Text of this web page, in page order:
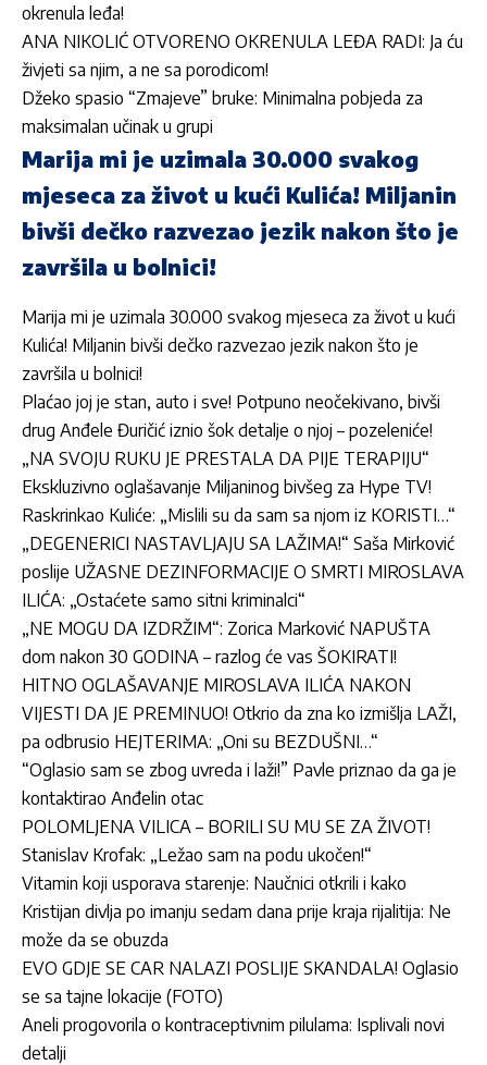
okrenula leđa!
ANA NIKOLIĆ OTVORENO OKRENULA LEĐA RADI: Ja ću
živjeti sa njim, a ne sa porodicom!
Džeko spasio “Zmajeve” bruke: Minimalna pobjeda za
maksimalan učinak u grupi
Marija mi je uzimala 30.000 svakog
mjeseca za život u kući Kulića! Miljanin
bivši dečko razvezao jezik nakon što je
završila u bolnici!
Marija mi je uzimala 30.000 svakog mjeseca za život u kući
Kulića! Miljanin bivši dečko razvezao jezik nakon što je
završila u bolnici!
Plaćao joj je stan, auto i sve! Potpuno neočekivano, bivši
drug Anđele Đuričić iznio šok detalje o njoj – pozeleniće!
„NA SVOJU RUKU JE PRESTALA DA PIJE TERAPIJU“
Ekskluzivno oglašavanje Miljaninog bivšeg za Hype TV!
Raskrinkao Kuliće: „Mislili su da sam sa njom iz KORISTI…“
„DEGENERICI NASTAVLJAJU SA LAŽIMA!“ Saša Mirković
poslije UŽASNE DEZINFORMACIJE O SMRTI MIROSLAVA
ILIĆA: „Ostaćete samo sitni kriminalci“
„NE MOGU DA IZDRŽIM“: Zorica Marković NAPUŠTA
dom nakon 30 GODINA – razlog će vas ŠOKIRATI!
HITNO OGLAŠAVANJE MIROSLAVA ILIĆA NAKON
VIJESTI DA JE PREMINUO! Otkrio da zna ko izmišlja LAŽI,
pa odbrusio HEJTERIMA: „Oni su BEZDUŠNI…“
“Oglasio sam se zbog uvreda i laži!” Pavle priznao da ga je
kontaktirao Anđelin otac
POLOMLJENA VILICA – BORILI SU MU SE ZA ŽIVOT!
Stanislav Krofak: „Ležao sam na podu ukočen!“
Vitamin koji usporava starenje: Naučnici otkrili i kako
Kristijan divlja po imanju sedam dana prije kraja rijalitija: Ne
može da se obuzda
EVO GDJE SE CAR NALAZI POSLIJE SKANDALA! Oglasio
se sa tajne lokacije (FOTO)
Aneli progovorila o kontraceptivnim pilulama: Isplivali novi
detalji